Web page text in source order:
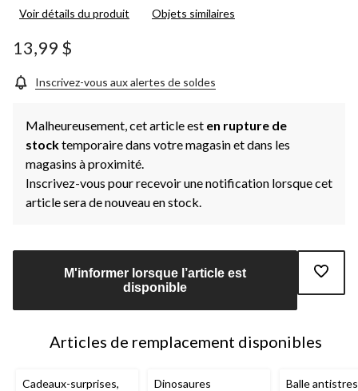
commentaire.
page.
Voir détails du produit Objets similaires
13,99 $
Inscrivez-vous aux alertes de soldes
Malheureusement, cet article est en rupture de
stocktemporaire dans votre magasin et dans les
magasins à proximité.
Inscrivez-vous pour recevoir une notification lorsque cet
article sera de nouveau en stock.
M'informer lorsque l’article est
disponible
Articles de remplacement disponibles
Cadeaux-surprises,
Dinosaures
Balle